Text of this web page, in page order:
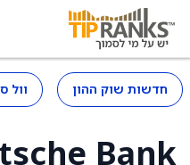
חדשות שוק ההון וול